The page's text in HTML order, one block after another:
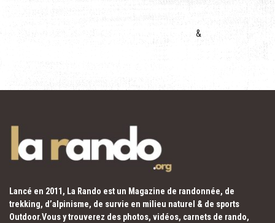
&
Lancé en 2011, La Rando est un Magazine de randonnée, de
trekking, d’alpinisme, de survie en milieu naturel & de sports
Outdoor.Vous y trouverez des photos, vidéos, carnets de rando,